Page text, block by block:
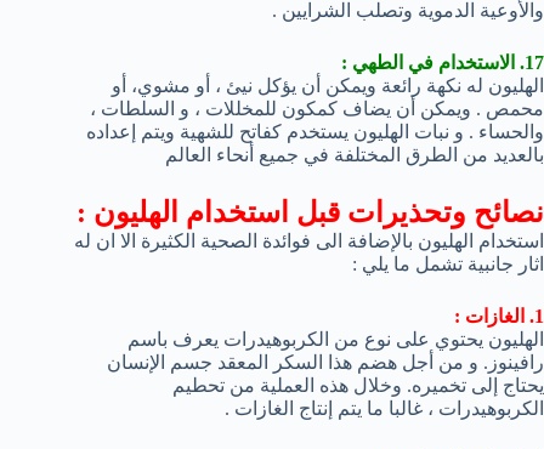
والأوعية الدموية وتصلب الشرايين .
17. الاستخدام في الطهي :
الهليون له نكهة رائعة ويمكن أن يؤكل نيئ ، أو مشوي، أو
محمص . ويمكن أن يضاف كمكون للمخللات ، و السلطات ،
والحساء . و نبات الهليون يستخدم كفاتح للشهية ويتم إعداده
بالعديد من الطرق المختلفة في جميع أنحاء العالم
نصائح وتحذيرات قبل استخدام الهليون :
استخدام الهليون بالإضافة الى فوائدة الصحية الكثيرة الا ان له
اثار جانبية تشمل ما يلي :
1. الغازات :
الهليون يحتوي على نوع من الكربوهيدرات يعرف باسم
رافينوز. و من أجل هضم هذا السكر المعقد جسم الإنسان
يحتاج إلى تخميره. وخلال هذه العملية من تحطيم
الكربوهيدرات ، غالبا ما يتم إنتاج الغازات .